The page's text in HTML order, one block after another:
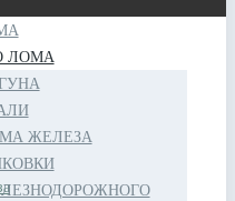
ЛОМА
ЖЕЛЕЗА